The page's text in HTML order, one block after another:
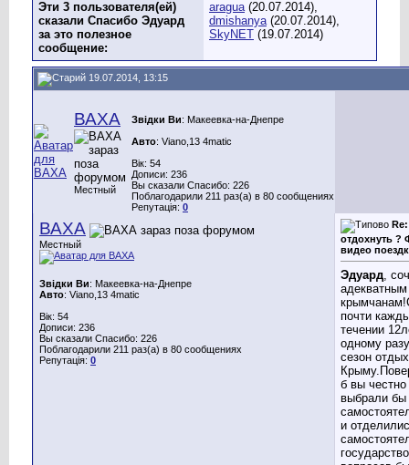
Эти 3 пользователя(ей)
сказали Спасибо Эдуард
за это полезное
сообщение:
aragua (20.07.2014),
dmishanya (20.07.2014),
SkyNET (19.07.2014)
19.07.2014, 13:15
ВАХА
Местный
Звідки Ви: Макеевка-на-Днепре
Авто: Viano,13 4matic
Вік: 54
Дописи: 236
Вы сказали Спасибо: 226
Поблагодарили 211 раз(а) в 80 сообщениях
Репутація: 0
ВАХА
Местный
Звідки Ви: Макеевка-на-Днепре
Авто: Viano,13 4matic
Вік: 54
Дописи: 236
Вы сказали Спасибо: 226
Поблагодарили 211 раз(а) в 80 сообщениях
Репутація: 0
отдохнуть ?
видео
Эдуард ,
адекватным
почти
течении
одному
сезон
б вы честно
выбрали бы
и